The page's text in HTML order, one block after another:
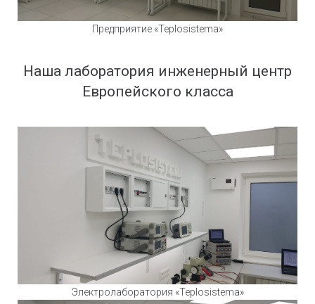
Предприятие «Teplosistema»
Наша лаборатория инженерный центр
Европейского класса
Электролаборатория «Teplosistema»